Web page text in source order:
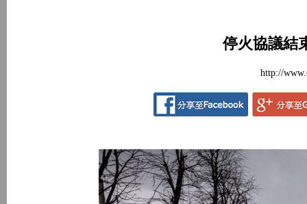
停火協議結
http://